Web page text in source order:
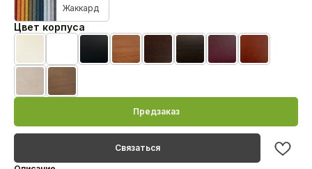
Как связаться с нами?
alesanby@mail.ru
Жаккард
Цвет корпуса
Белая эмальЧерная эмаль
Черешня лак
Предзаказ
Связаться